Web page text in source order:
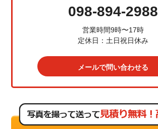
098-894-2988
営業時間9時〜17時
定休日：土日祝日休み
メールで問い合わせる